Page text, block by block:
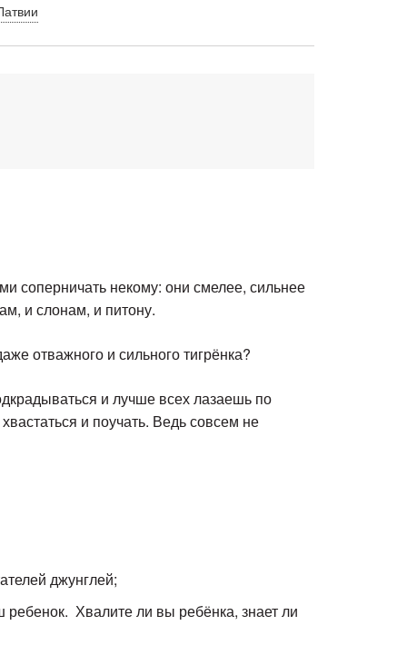
соперничать некому: они смелее, сильнее
и слонам, и питону.
отважного и сильного тигрёнка?
и лучше всех лазаешь по
и поучать. Ведь совсем не
джунглей;
ребенок. Хвалите ли вы ребёнка, знает ли